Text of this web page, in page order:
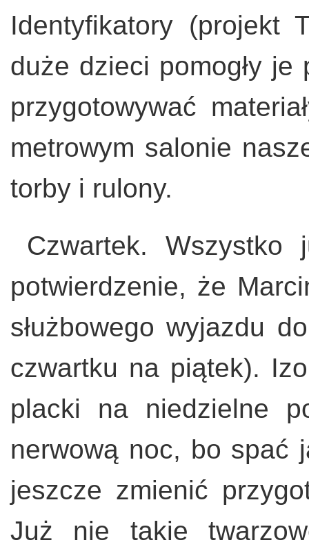
Identyfikatory (projekt
duże dzieci pomogły
przygotowywać
metrowym salonie
torby i rulony.
Czwartek. Wszystko
potwierdzenie, że
służbowego wyjazdu
czwartku na piątek).
placki na niedzielne
nerwową noc, bo spać
jeszcze zmienić
Już nie takie